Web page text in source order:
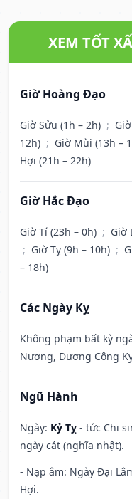
XEM TỐT
Giờ Hoàng Đạo
Giờ Sửu (1h – 2h) ;
12h) ; Giờ Mùi (13h –
Hợi (21h – 22h)
Giờ Hắc Đạo
Giờ Tí (23h – 0h) ; Giờ
; Giờ Tỵ (9h – 10h) ;
– 18h)
Các Ngày Kỵ
Không phạm bất kỳ
Nương, Dương Công
Ngũ Hành
Ngày: Kỷ Tỵ - tức Chi
ngày cát (nghĩa nhật).
- Nạp âm: Ngày Đại
Hợi.